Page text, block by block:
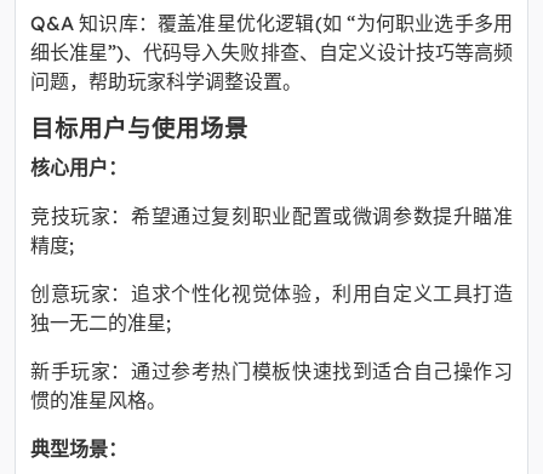
Q&A 知识库：覆盖准星优化逻辑(如 “为何职业选手多用
细长准星”)、代码导入失败排查、自定义设计技巧等高频
问题，帮助玩家科学调整设置。
目标用户与使用场景
核心用户：
竞技玩家：希望通过复刻职业配置或微调参数提升瞄准
精度;
创意玩家：追求个性化视觉体验，利用自定义工具打造
独一无二的准星;
新手玩家：通过参考热门模板快速找到适合自己操作习
惯的准星风格。
典型场景：